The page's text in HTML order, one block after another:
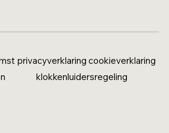
privacyverklaring cookieverklaring
klokkenluidersregeling